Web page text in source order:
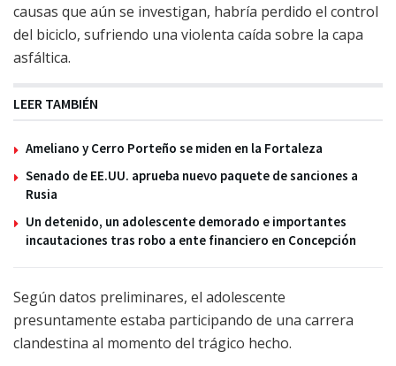
causas que aún se investigan, habría perdido el control
del biciclo, sufriendo una violenta caída sobre la capa
asfáltica.
LEER TAMBIÉN
Ameliano y Cerro Porteño se miden en la Fortaleza
Senado de EE.UU. aprueba nuevo paquete de sanciones a
Rusia
Un detenido, un adolescente demorado e importantes
incautaciones tras robo a ente financiero en Concepción
Según datos preliminares, el adolescente
presuntamente estaba participando de una carrera
clandestina al momento del trágico hecho.